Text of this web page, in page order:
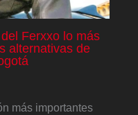
Ferxxo lo más
alternativas de
más importantes